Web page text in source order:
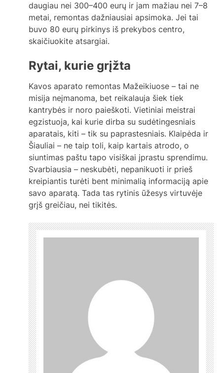
daugiau nei 300–400 eurų ir jam mažiau nei 7–8
metai, remontas dažniausiai apsimoka. Jei tai
buvo 80 eurų pirkinys iš prekybos centro,
skaičiuokite atsargiai.
Rytai, kurie grįžta
Kavos aparato remontas Mažeikiuose – tai ne
misija neįmanoma, bet reikalauja šiek tiek
kantrybės ir noro paieškoti. Vietiniai meistrai
egzistuoja, kai kurie dirba su sudėtingesniais
aparatais, kiti – tik su paprastesniais. Klaipėda ir
Šiauliai – ne taip toli, kaip kartais atrodo, o
siuntimas paštu tapo visiškai įprastu sprendimu.
Svarbiausia – neskubėti, nepanikuoti ir prieš
kreipiantis turėti bent minimalią informaciją apie
savo aparatą. Tada tas rytinis ūžesys virtuvėje
grįš greičiau, nei tikitės.